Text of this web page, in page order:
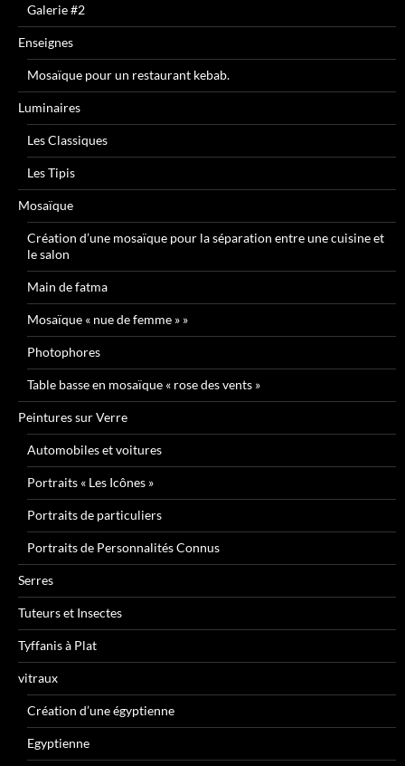
Galerie #2
Enseignes
Mosaïque pour un restaurant kebab.
Luminaires
Les Classiques
Les Tipis
Mosaïque
Création d’une mosaïque pour la séparation entre une cuisine et
le salon
Main de fatma
Mosaïque « nue de femme » »
Photophores
Table basse en mosaïque « rose des vents »
Peintures sur Verre
Automobiles et voitures
Portraits « Les Icônes »
Portraits de particuliers
Portraits de Personnalités Connus
Serres
Tuteurs et Insectes
Tyffanis à Plat
vitraux
Création d’une égyptienne
Egyptienne